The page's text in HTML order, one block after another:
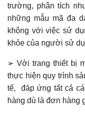
trường, phân tích
những mẫu mã đa
không với việc sử
khỏe của người sử
➢ Với trang thiết bị
thực hiện quy trình
tế, đáp ứng tất cả
hàng dù là đơn hàng